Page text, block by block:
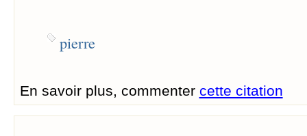
pierre
En savoir plus, commenter cette citation